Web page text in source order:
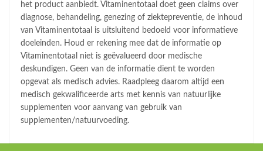
het product aanbiedt. Vitaminentotaal doet geen claims over
diagnose, behandeling, genezing of ziektepreventie, de inhoud
van Vitaminentotaal is uitsluitend bedoeld voor informatieve
doeleinden. Houd er rekening mee dat de informatie op
Vitaminentotaal niet is geëvalueerd door medische
deskundigen. Geen van de informatie dient te worden
opgevat als medisch advies. Raadpleeg daarom altijd een
medisch gekwalificeerde arts met kennis van natuurlijke
supplementen voor aanvang van gebruik van
supplementen/natuurvoeding.